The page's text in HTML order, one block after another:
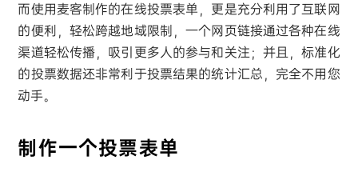
而使用麦客制作的在线投票表单，更是充分利用了互联网
的便利，轻松跨越地域限制，一个网页链接通过各种在线
渠道轻松传播，吸引更多人的参与和关注；并且，标准化
的投票数据还非常利于投票结果的统计汇总，完全不用您
动手。
制作一个投票表单